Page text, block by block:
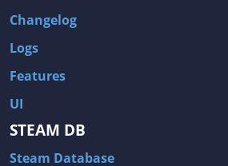
Changelog
Logs
Features
UI
STEAM DB
Steam Database